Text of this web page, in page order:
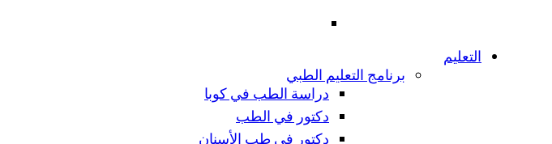
التعليم
برنامج التعليم الطبي
دراسة الطب في كوبا
دكتور في الطب
دكتور في طب الأسنان